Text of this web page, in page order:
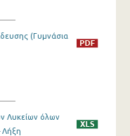
(Γυμνάσια
Λυκείων όλων
Λήξη